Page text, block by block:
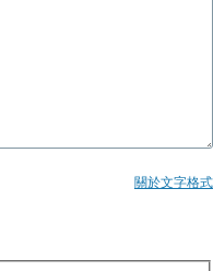
關於文字格式